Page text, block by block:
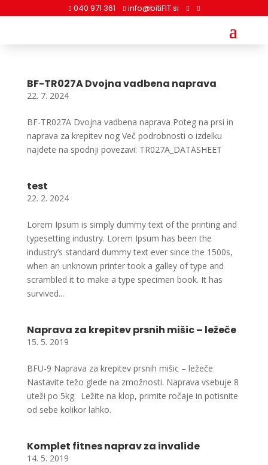
 040 971 361  info@bitiFIT.si  
BF-TR027A Dvojna vadbena naprava
22. 7. 2024
BF-TR027A Dvojna vadbena naprava Poteg na prsi in
naprava za krepitev nog Več podrobnosti o izdelku
najdete na spodnji povezavi: TR027A_DATASHEET
test
22. 2. 2024
Lorem Ipsum is simply dummy text of the printing and
typesetting industry. Lorem Ipsum has been the
industry’s standard dummy text ever since the 1500s,
when an unknown printer took a galley of type and
scrambled it to make a type specimen book. It has
survived...
Naprava za krepitev prsnih mišic – ležeče
15. 5. 2019
BFU-9 Naprava za krepitev prsnih mišic – ležeče
Nastavite težo glede na zmožnosti. Naprava vsebuje 8
uteži po 5kg. Ležite na klop, primite ročaje in potisnite
od sebe kolikor lahko.
Komplet fitnes naprav za invalide
14. 5. 2019